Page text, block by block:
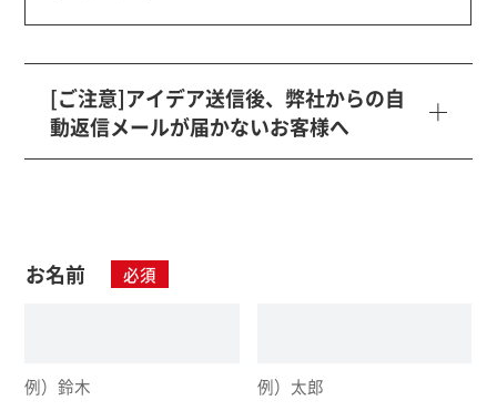
[ご注意]アイデア送信後、弊社からの自
動返信メールが届かないお客様へ
お名前 必須
例）鈴木 例）太郎